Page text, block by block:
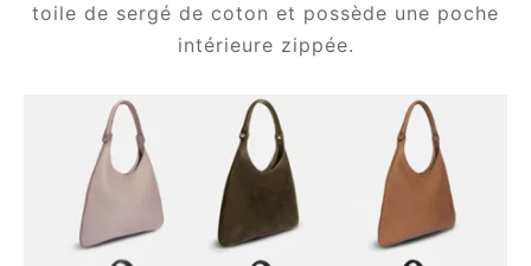
toile de sergé de coton et possède une poche
intérieure zippée.